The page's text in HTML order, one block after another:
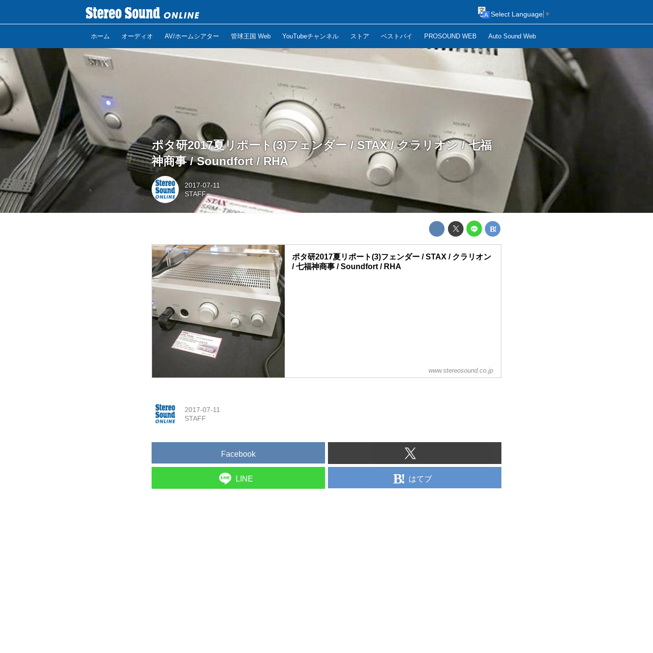
ホーム オーディオ AV/ホームシアター 管球王国 Web YouTubeチャンネル ストア ベストバイ PROSOUND WEB Auto Sound Web
Select Language ▼
ポタ研2017夏リポート(3)フェンダー / STAX / クラリオン / 七福
神商事 / Soundfort / RHA
2017-07-11
STAFF
ポタ研2017夏リポート(3)フェンダー / STAX / クラリオン
/ 七福神商事 / Soundfort / RHA
www.stereosound.co.jp
2017-07-11
STAFF
Facebook
LINE はてブ